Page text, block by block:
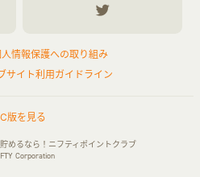
情報保護への取り組み
サイト利用ガイドライン
版を見る
めるなら！ニフティポイントクラブ
Corporation